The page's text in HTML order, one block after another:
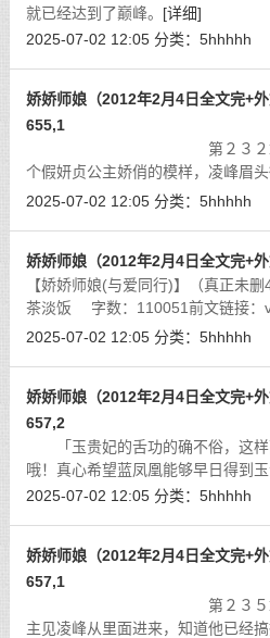
就已经达到了巅峰。 [详细]
2025-07-02 12:05 分类： 5hhhhh
娇娇师娘（2012年2月4日全文完+
655,1
第２３２章【假
个假妍贞公主娇俏的模样，凌峰眉
了，朕还没有给你封爵列品，你何
2025-07-02 12:05 分类： 5hhhhh
娇娇师娘（2012年2月4日全文完+
【娇娇师娘(与爱同行)】（真正未
茶淡饭 字数：110051前文链接：
tid=3338149&page=1#pid59706224
2025-07-02 12:05 分类： 5hhhhh
娇娇师娘（2012年2月4日全文完+
657,2
「玉贵妃的舌功的确不俗，这样
哦！真心希望蓝凤凰能够早日得到玉
2025-07-02 12:05 分类： 5hhhhh
娇娇师娘（2012年2月4日全文完+
657,1
第２３５章【玉
主见凌峰从里面进来，知道他已经